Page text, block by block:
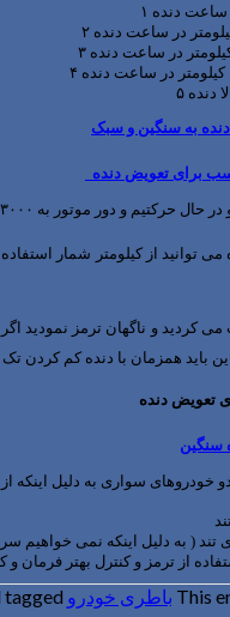
به سنگین و سبک
برای تعویض دنده
در دقیقه می رسد و صدای موتور هم فول شده باید دنده را عوض کنیم و یک دنده بالاتررویم .
باید همزمان با دنده کم کردن
تعویض دنده
سنگین
خودروهای سواری به دلیل اینکه
تند ( به دلیل اینکه نمی خواهیم
از ترمز و کنترل بهتر فرمان
This باطری خودرو